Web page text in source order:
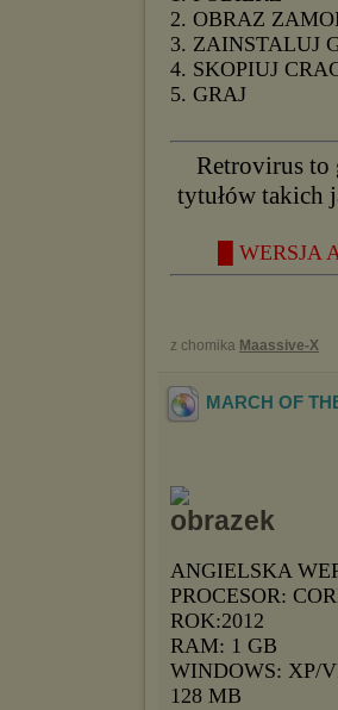
2. OBRAZ
3. ZAINSTALUJ
4. SKOPIUJ
5. GRAJ
Retrovirus to
tytułów takich
█
z chomika Maassive-X
MARCH OF
ANGIELSKA
PROCESOR:
ROK:2012
RAM: 1 GB
WINDOWS: XP/
128 MB